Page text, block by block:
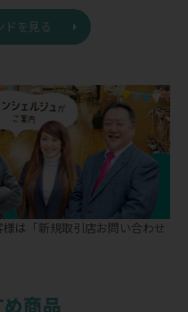
ドを見る
は 「新規取引店お問い合わせ
商品